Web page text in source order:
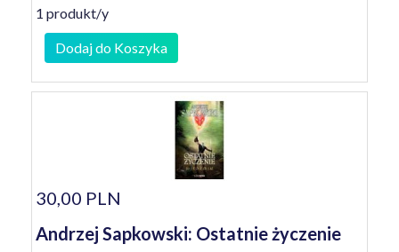
1 produkt/y
Dodaj do Koszyka
30,00 PLN
Andrzej Sapkowski: Ostatnie życzenie